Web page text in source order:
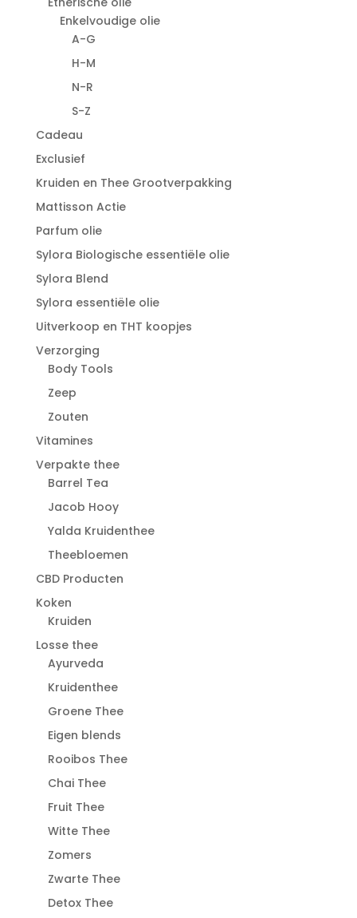
Enkelvoudige olie
A-G
H-M
N-R
S-Z
Cadeau
Exclusief
Kruiden en Thee Grootverpakking
Mattisson Actie
Parfum olie
Sylora Biologische essentiële olie
Sylora Blend
Sylora essentiële olie
Uitverkoop en THT koopjes
Verzorging
Body Tools
Zeep
Zouten
Vitamines
Verpakte thee
Barrel Tea
Jacob Hooy
Yalda Kruidenthee
Theebloemen
CBD Producten
Koken
Kruiden
Losse thee
Ayurveda
Kruidenthee
Groene Thee
Eigen blends
Rooibos Thee
Chai Thee
Fruit Thee
Witte Thee
Zomers
Zwarte Thee
Detox Thee